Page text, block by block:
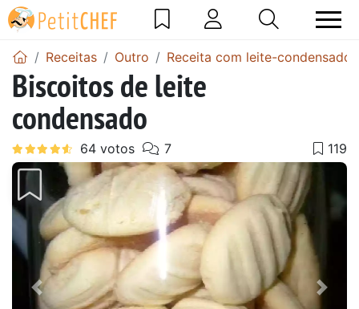
Receitas Outro Receita com leite-condensado
Biscoitos de leite
condensado
Anterior Next